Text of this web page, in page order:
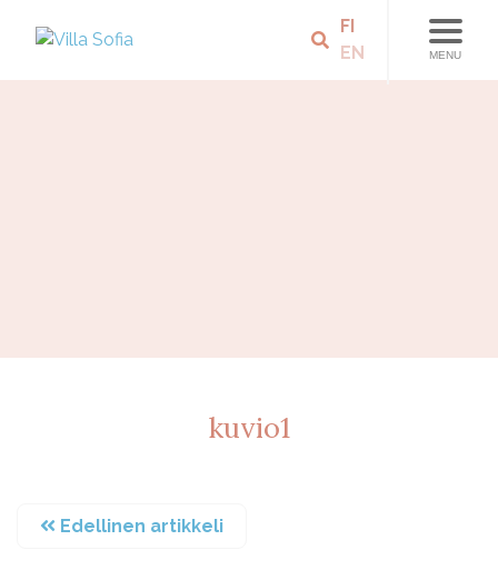
MENU
FI
EN
kuvio1
Edellinen artikkeli